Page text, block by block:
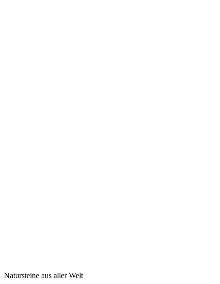
Natursteine aus aller Welt